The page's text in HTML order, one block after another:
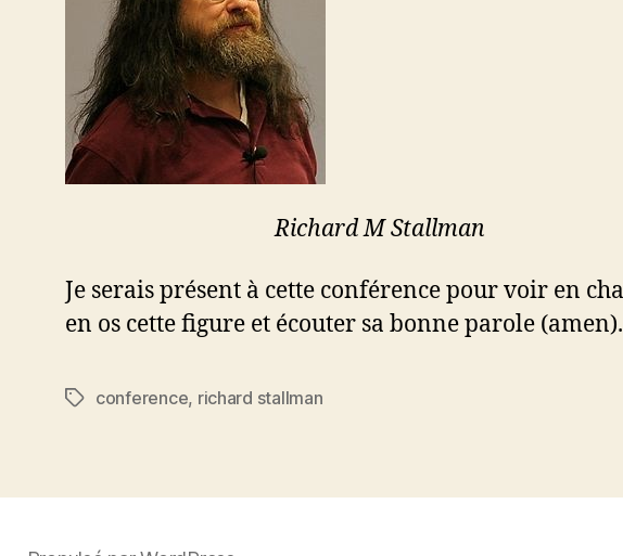
Richard M Stallman
Je serais présent à cette conférence pour voir en
en os cette figure et écouter sa bonne parole (amen).
Étiquettes
conference, richard stallman